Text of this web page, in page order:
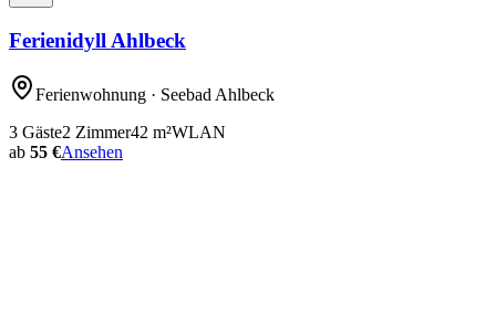
Ferienidyll Ahlbeck
Ferienwohnung · Seebad Ahlbeck
3 Gäste2 Zimmer42 m²WLAN
ab 55 €Ansehen